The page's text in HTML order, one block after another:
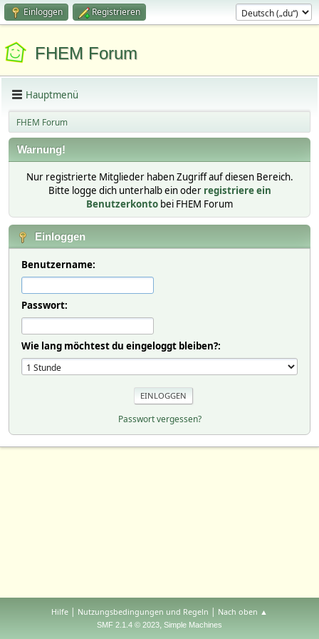
Einloggen Registrieren
FHEM Forum
Hauptmenü
FHEM Forum
Warnung!
Nur registrierte Mitglieder haben Zugriff auf diesen Bereich.
Bitte logge dich unterhalb ein oder registriere ein
Benutzerkonto bei FHEM Forum
Einloggen
Benutzername:
Passwort:
Wie lang möchtest du eingeloggt bleiben?:
Passwort vergessen?
Hilfe | Nutzungsbedingungen und Regeln | Nach oben ▲
SMF 2.1.4 © 2023, Simple Machines